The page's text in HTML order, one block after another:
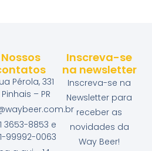
Nossos
Pérola, 331
– PR
3653-8853 e
99992-0063
Inscreva-se
na newsletter
Inscreva-se na
Newsletter para
receber as
novidades da
Way Beer!